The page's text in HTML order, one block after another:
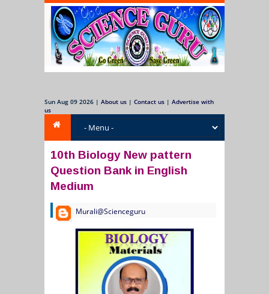
Sun Aug 09 2026 | About us | Contact us | Advertise with
us
10th Biology New pattern
Question Bank in English
Medium
Murali@Scienceguru